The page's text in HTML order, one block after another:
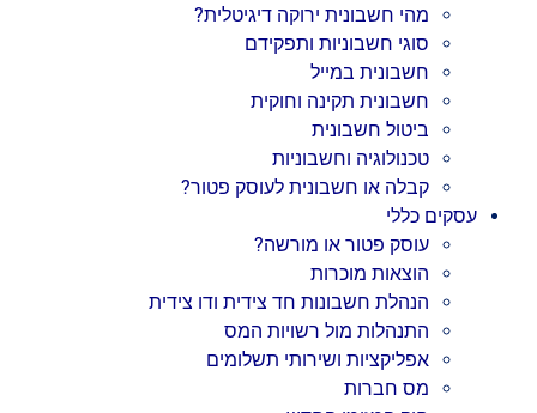
מהי חשבונית ירוקה דיגיטלית?
סוגי חשבוניות ותפקידם
חשבונית במייל
חשבונית תקינה וחוקית
ביטול חשבונית
טכנולוגיה וחשבוניות
קבלה או חשבונית לעוסק פטור?
עסקים כללי
עוסק פטור או מורשה?
הוצאות מוכרות
הנהלת חשבונות חד צידית ודו צידית
התנהלות מול רשויות המס
אפליקציות ושירותי תשלומים
מס חברות